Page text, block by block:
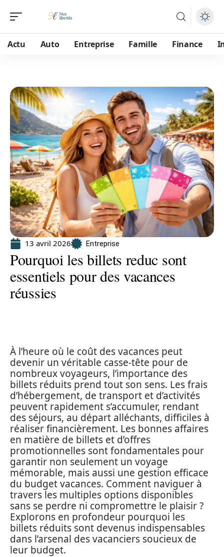
Actu Auto Entreprise Famille Finance
13 avril 2026 Entreprise
Pourquoi les billets reduc sont
essentiels pour des vacances
réussies
À l’heure où le coût des vacances peut
devenir un véritable casse-tête pour de
nombreux voyageurs, l’importance des
billets réduits prend tout son sens. Les frais
d’hébergement, de transport et d’activités
peuvent rapidement s’accumuler, rendant
des séjours, au départ alléchants, difficiles à
réaliser financièrement. Les bonnes affaires
en matière de billets et d’offres
promotionnelles sont fondamentales pour
garantir non seulement un voyage
mémorable, mais aussi une gestion efficace
du budget vacances. Comment naviguer à
travers les multiples options disponibles
sans se perdre ni compromettre le plaisir ?
Explorons en profondeur pourquoi les
billets réduits sont devenus indispensables
dans l’arsenal des vacanciers soucieux de
leur budget.